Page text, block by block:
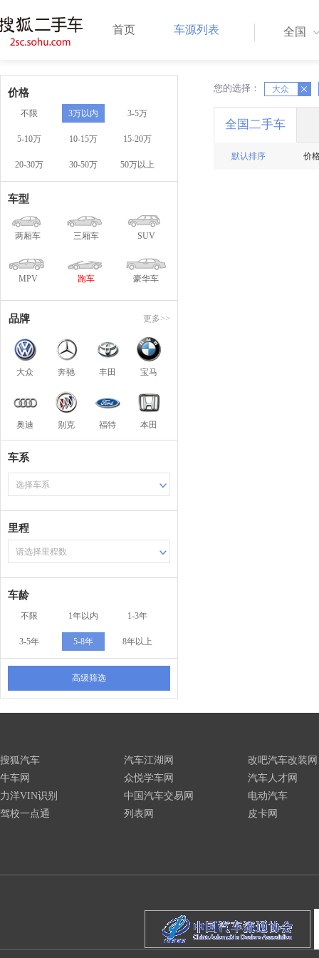
首页 车源列表 全国
价格
不限 3万以内 3-5万
5-10万 10-15万 15-20万
20-30万 30-50万 50万以上
车型
两厢车 三厢车 SUV
MPV 跑车 豪华车
品牌 更多>>
大众 奔驰 丰田 宝马
奥迪 别克 福特 本田
车系
选择车系
里程
请选择里程数
车龄
不限 1年以内 1-3年
3-5年 5-8年 8年以上
高级筛选
您的选择： 大众
X X
全国二手车
默认排序 价
搜狐汽车
牛车网
力洋VIN识别
驾校一点通
汽车江湖网
众悦学车网
中国汽车交易网
列表网
改吧汽车改装网
汽车人才网
电动汽车
皮卡网